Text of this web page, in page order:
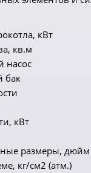
кВт
кв.м
насос
бак
кВт
размеры, дюйм
кг/см2 (атм.)